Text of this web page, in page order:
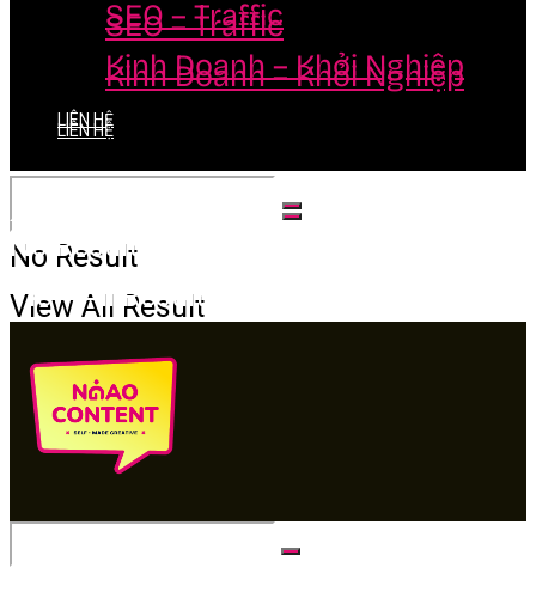
SEO – Traffic
Kinh Doanh – Khởi Nghiệp
LIÊN HỆ
No Result
View All Result
SEO – Traffic
Kinh Doanh – Khởi Nghiệp
LIÊN HỆ
No Result
View All Result